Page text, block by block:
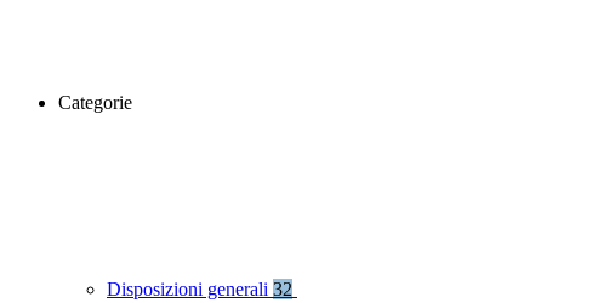
Categorie
Disposizioni generali 32